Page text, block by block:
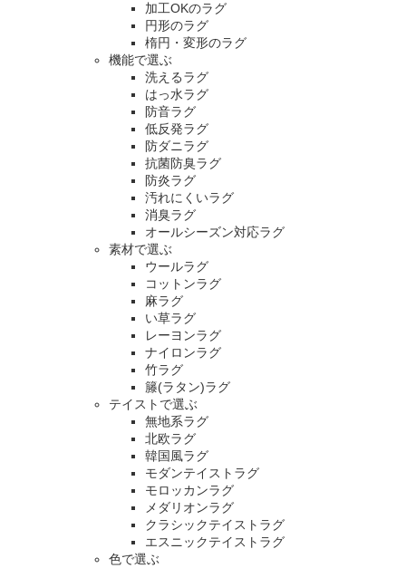
加工OKのラグ
円形のラグ
楕円・変形のラグ
機能で選ぶ
洗えるラグ
はっ水ラグ
防音ラグ
低反発ラグ
防ダニラグ
抗菌防臭ラグ
防炎ラグ
汚れにくいラグ
消臭ラグ
オールシーズン対応ラグ
素材で選ぶ
ウールラグ
コットンラグ
麻ラグ
い草ラグ
レーヨンラグ
ナイロンラグ
竹ラグ
籐(ラタン)ラグ
テイストで選ぶ
無地系ラグ
北欧ラグ
韓国風ラグ
モダンテイストラグ
モロッカンラグ
メダリオンラグ
クラシックテイストラグ
エスニックテイストラグ
色で選ぶ